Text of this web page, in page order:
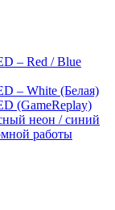
– Red / Blue
– White (Белая)
(GameReplay)
неон / синий
работы